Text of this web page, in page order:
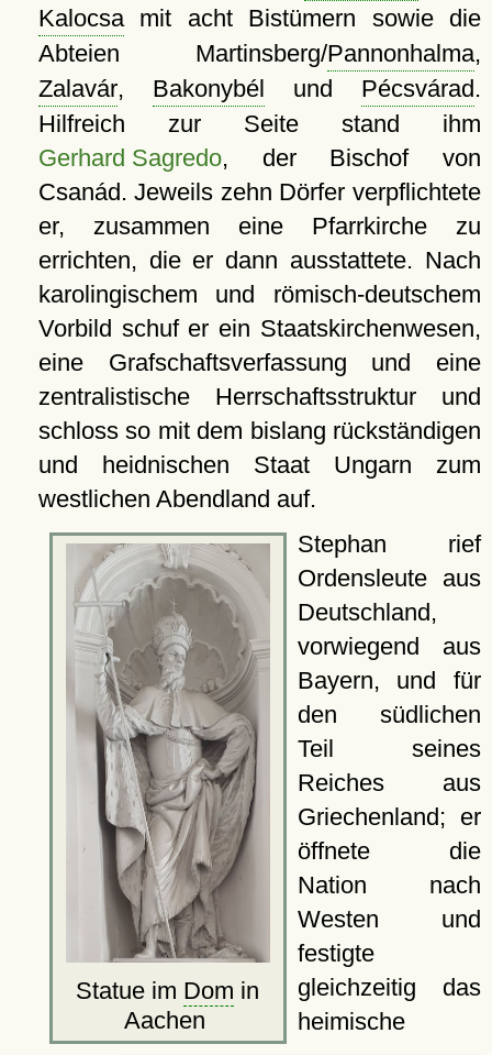
Kalocsamit acht Bistümern sowie die
Abteien Martinsberg/Pannonhalma,
Zalavár, Bakonybél und Pécsvárad.
Hilfreich zur Seite stand ihm
Gerhard Sagredo, der Bischof von
Csanád. Jeweils zehn Dörfer verpflichtete
er, zusammen eine Pfarrkirche zu
errichten, die er dann ausstattete. Nach
karolingischem und römisch-deutschem
Vorbild schuf er ein Staatskirchenwesen,
eine Grafschaftsverfassung und eine
zentralistische Herrschaftsstruktur und
schloss so mit dem bislang rückständigen
und heidnischen Staat Ungarn zum
westlichen Abendland auf.
Statue im Dom in
Aachen
Stephan rief
Ordensleute aus
Deutschland,
vorwiegend aus
Bayern, und für
den südlichen
Teil seines
Reiches aus
Griechenland; er
öffnete die
Nation nach
Westen und
festigte
gleichzeitig das
heimische